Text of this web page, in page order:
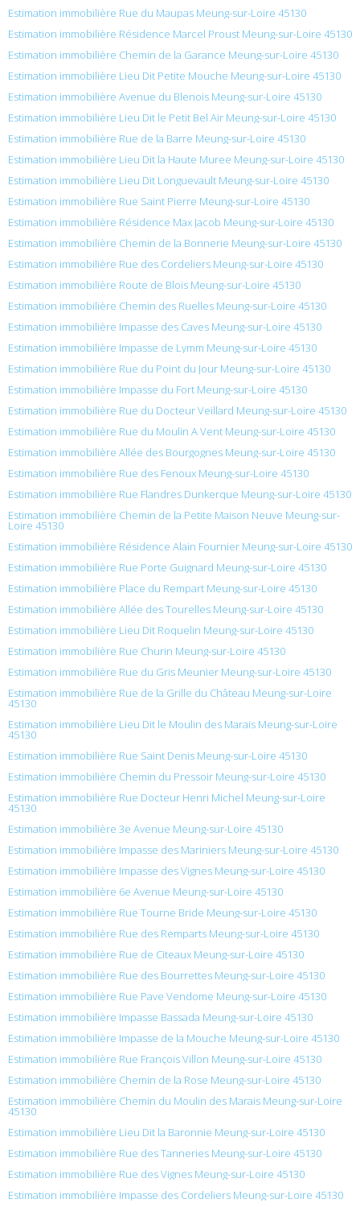
Estimation immobilière Rue du Maupas Meung-sur-Loire 45130
Estimation immobilière Résidence Marcel Proust Meung-sur-Loire 45130
Estimation immobilière Chemin de la Garance Meung-sur-Loire 45130
Estimation immobilière Lieu Dit Petite Mouche Meung-sur-Loire 45130
Estimation immobilière Avenue du Blenois Meung-sur-Loire 45130
Estimation immobilière Lieu Dit le Petit Bel Air Meung-sur-Loire 45130
Estimation immobilière Rue de la Barre Meung-sur-Loire 45130
Estimation immobilière Lieu Dit la Haute Muree Meung-sur-Loire 45130
Estimation immobilière Lieu Dit Longuevault Meung-sur-Loire 45130
Estimation immobilière Rue Saint Pierre Meung-sur-Loire 45130
Estimation immobilière Résidence Max Jacob Meung-sur-Loire 45130
Estimation immobilière Chemin de la Bonnerie Meung-sur-Loire 45130
Estimation immobilière Rue des Cordeliers Meung-sur-Loire 45130
Estimation immobilière Route de Blois Meung-sur-Loire 45130
Estimation immobilière Chemin des Ruelles Meung-sur-Loire 45130
Estimation immobilière Impasse des Caves Meung-sur-Loire 45130
Estimation immobilière Impasse de Lymm Meung-sur-Loire 45130
Estimation immobilière Rue du Point du Jour Meung-sur-Loire 45130
Estimation immobilière Impasse du Fort Meung-sur-Loire 45130
Estimation immobilière Rue du Docteur Veillard Meung-sur-Loire 45130
Estimation immobilière Rue du Moulin A Vent Meung-sur-Loire 45130
Estimation immobilière Allée des Bourgognes Meung-sur-Loire 45130
Estimation immobilière Rue des Fenoux Meung-sur-Loire 45130
Estimation immobilière Rue Flandres Dunkerque Meung-sur-Loire 45130
Estimation immobilière Chemin de la Petite Maison Neuve Meung-sur-
Loire 45130
Estimation immobilière Résidence Alain Fournier Meung-sur-Loire 45130
Estimation immobilière Rue Porte Guignard Meung-sur-Loire 45130
Estimation immobilière Place du Rempart Meung-sur-Loire 45130
Estimation immobilière Allée des Tourelles Meung-sur-Loire 45130
Estimation immobilière Lieu Dit Roquelin Meung-sur-Loire 45130
Estimation immobilière Rue Churin Meung-sur-Loire 45130
Estimation immobilière Rue du Gris Meunier Meung-sur-Loire 45130
Estimation immobilière Rue de la Grille du Château Meung-sur-Loire
45130
Estimation immobilière Lieu Dit le Moulin des Marais Meung-sur-Loire
45130
Estimation immobilière Rue Saint Denis Meung-sur-Loire 45130
Estimation immobilière Chemin du Pressoir Meung-sur-Loire 45130
Estimation immobilière Rue Docteur Henri Michel Meung-sur-Loire
45130
Estimation immobilière 3e Avenue Meung-sur-Loire 45130
Estimation immobilière Impasse des Mariniers Meung-sur-Loire 45130
Estimation immobilière Impasse des Vignes Meung-sur-Loire 45130
Estimation immobilière 6e Avenue Meung-sur-Loire 45130
Estimation immobilière Rue Tourne Bride Meung-sur-Loire 45130
Estimation immobilière Rue des Remparts Meung-sur-Loire 45130
Estimation immobilière Rue de Citeaux Meung-sur-Loire 45130
Estimation immobilière Rue des Bourrettes Meung-sur-Loire 45130
Estimation immobilière Rue Pave Vendome Meung-sur-Loire 45130
Estimation immobilière Impasse Bassada Meung-sur-Loire 45130
Estimation immobilière Impasse de la Mouche Meung-sur-Loire 45130
Estimation immobilière Rue François Villon Meung-sur-Loire 45130
Estimation immobilière Chemin de la Rose Meung-sur-Loire 45130
Estimation immobilière Chemin du Moulin des Marais Meung-sur-Loire
45130
Estimation immobilière Lieu Dit la Baronnie Meung-sur-Loire 45130
Estimation immobilière Rue des Tanneries Meung-sur-Loire 45130
Estimation immobilière Rue des Vignes Meung-sur-Loire 45130
Estimation immobilière Impasse des Cordeliers Meung-sur-Loire 45130